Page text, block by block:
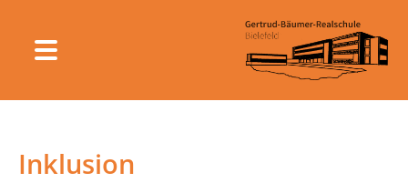
Inklusion